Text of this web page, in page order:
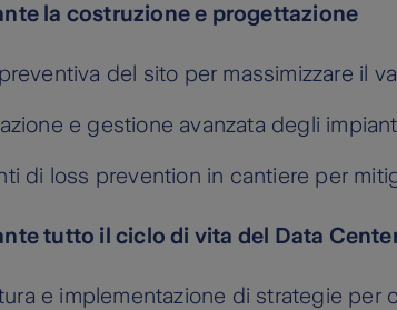
la costruzione e progettazione
del sito per massimizzare il
e gestione avanzata degli
di loss prevention in cantiere per
tutto il ciclo di vita del Data
e implementazione di strategie per